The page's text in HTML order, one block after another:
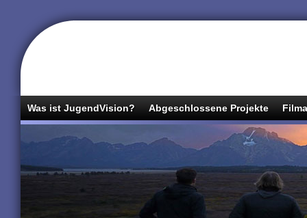
Was ist JugendVision? Abgeschlossene Projekte